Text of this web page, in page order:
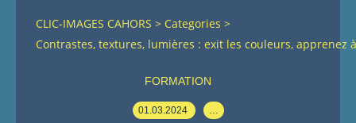
CLIC-IMAGES CAHORS > Categories >
Contrastes, textures, lumières : exit les couleurs, apprenez
FORMATION
01.03.2024